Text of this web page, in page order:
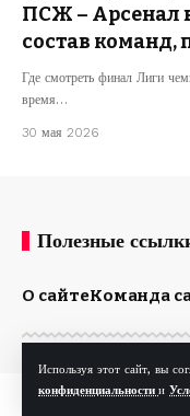
Используя этот сайт, вы
конфиденциальности и
ПСЖ – Арсенал
состав команд,
Где смотреть финал Лиги
время…
30 мая 2026
Полезные
О сайтеКоманда
©